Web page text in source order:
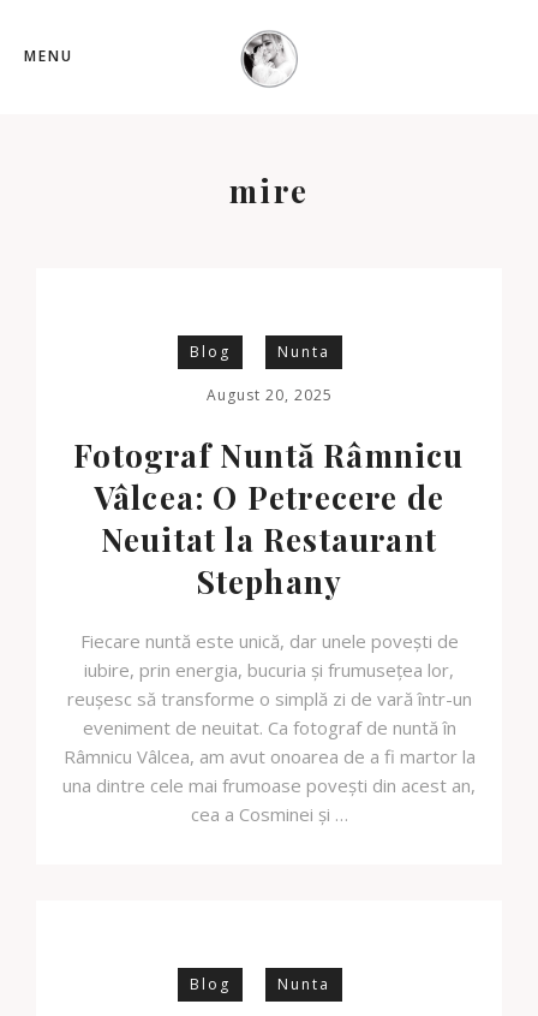
MENU
mire
Blog Nunta
August 20, 2025
Fotograf Nuntă Râmnicu
Vâlcea: O Petrecere de
Neuitat la Restaurant
Stephany
Fiecare nuntă este unică, dar unele povești de
iubire, prin energia, bucuria și frumusețea lor,
reușesc să transforme o simplă zi de vară într-un
eveniment de neuitat. Ca fotograf de nuntă în
Râmnicu Vâlcea, am avut onoarea de a fi martor la
una dintre cele mai frumoase povești din acest an,
cea a Cosminei și …
Blog Nunta